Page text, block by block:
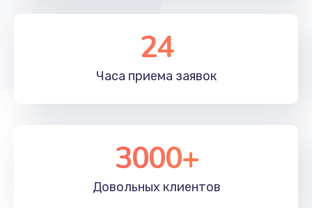
Ремонт усилителя
Заказать
800 руб.
Заказать
24
Часа приема заявок
3000+
Довольных клиентов